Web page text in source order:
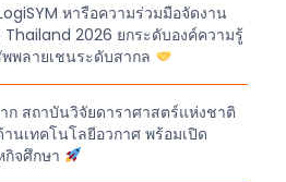
หารือความร่วมมือจัดงาน
Thailand 2026 ยกระดับองค์ความรู้
พลายเชนระดับสากล
ก สถาบันวิจัยดาราศาสตร์แห่งชาติ
นเทคโนโลยีอวกาศ พร้อมเปิด
จศึกษา